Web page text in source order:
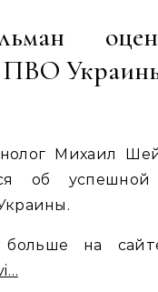
ПВО
Михаил
об
больше на